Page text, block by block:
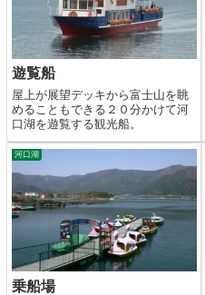
遊覧船
屋上が展望デッキから富士山を眺
めることもできる２０分かけて河
口湖を遊覧する観光船。
河口湖
乗船場